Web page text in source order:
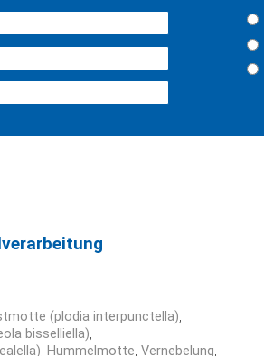
(plodia interpunctella)
bisselliella)
Hummelmotte Vernebelung